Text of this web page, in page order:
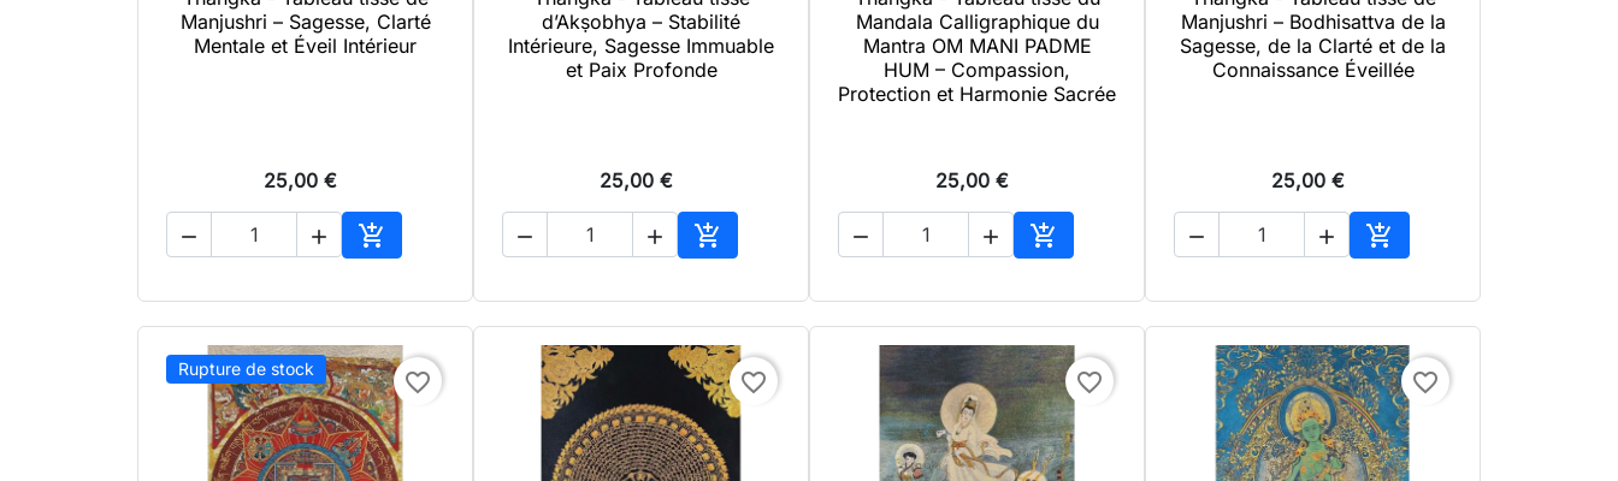
 Aperçu rapide
Manjushri – Sagesse, Clarté
Mentale et Éveil Intérieur
25,00 €
  
Ajouter au panier
 Aperçu rapide
d’Akṣobhya – Stabilité
Intérieure, Sagesse Immuable
et Paix Profonde
25,00 €
  
Ajouter au panier
 Aperçu rapide
Mandala Calligraphique du
Mantra OM MANI PADME
HUM – Compassion,
Protection et Harmonie Sacrée
25,00 €
  
Ajouter au panier
 Aperçu rapide
Manjushri – Bodhisattva de la
Sagesse, de la Clarté et de la
Connaissance Éveillée
25,00 €
  
Ajouter au panier
Rupture de stock favorite_border favorite_border favorite_border favorite_border